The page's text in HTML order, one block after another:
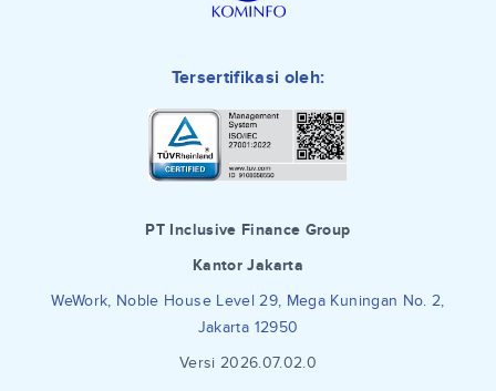
Tersertifikasi oleh:
PT Inclusive Finance Group
Kantor Jakarta
WeWork, Noble House Level 29, Mega Kuningan No. 2,
Jakarta 12950
Versi 2026.07.02.0